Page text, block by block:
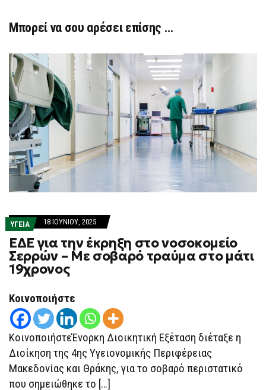
Μπορεί να σου αρέσει επίσης …
ΥΓΕΙΑ 18 ΙΟΥΝΊΟΥ, 2025
ΕΔΕ για την έκρηξη στο νοσοκομείο
Σερρών – Με σοβαρό τραύμα στο μάτι
19χρονος
Κοινοποιήστε
ΚοινοποιήστεΈνορκη Διοικητική Εξέταση διέταξε η
Διοίκηση της 4ης Υγειονομικής Περιφέρειας
Μακεδονίας και Θράκης, για το σοβαρό περιστατικό
που σημειώθηκε το […]